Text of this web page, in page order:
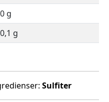
0 g
0,1 g
Sulfiter